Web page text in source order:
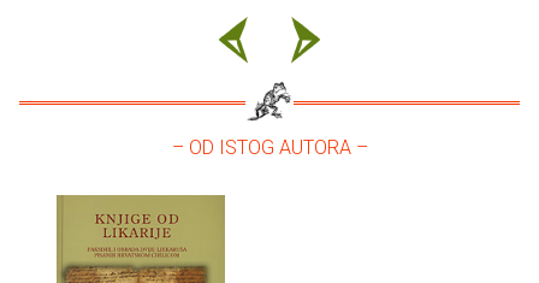
– OD ISTOG AUTORA –